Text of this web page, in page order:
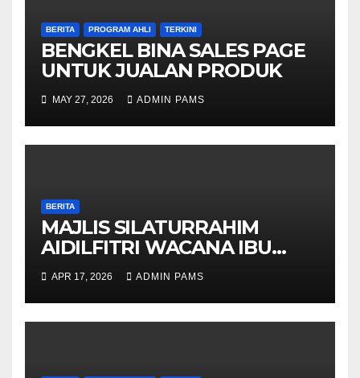
BERITA PROGRAM AHLI TERKINI
BENGKEL BINA SALES PAGE
UNTUK JUALAN PRODUK
MAY 27, 2026 ADMIN PAMS
BERITA
MAJLIS SILATURRAHIM
AIDILFITRI WACANA IBU
PERTIWIKU
APR 17, 2026 ADMIN PAMS